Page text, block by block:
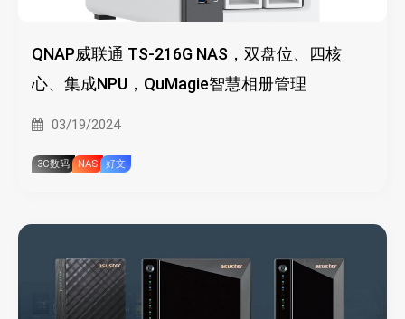
QNAP威联通 TS-216G NAS，双盘位、四核
心、集成NPU，QuMagie智慧相册管理
03/19/2024
3C数码 NAS 好文